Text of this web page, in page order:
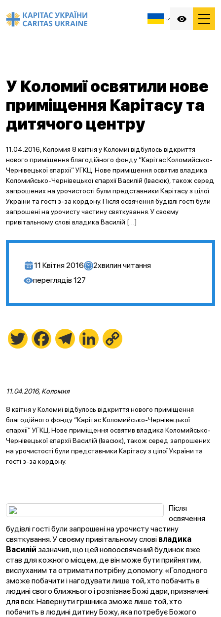
У Коломиї освятили нове
приміщення Карітасу та
дитячого центру
11.04.2016, Коломия 8 квітня у Коломиї відбулось відкриття
нового приміщення благодійного фонду “Карітас Коломийсько-
Чернівецької єпархії” УГКЦ. Нове приміщення освятив владика
Коломийсько-Чернівецької єпархії Василій (Івасюк), також серед
запрошених на урочистості були представники Карітасу з цілої
України та гості з-за кордону. Після освячення будівлі гості були
запрошені на урочисту частину святкування. У своєму
привітальному слові владика Василій […]
11 Квітня 2016 2хвилин читання
переглядів 127
Twitter FacebookTelegramLinkedIn
11.04.2016, Коломия
8 квітня у Коломиї відбулось відкриття нового приміщення
благодійного фонду “Карітас Коломийсько-Чернівецької
єпархії” УГКЦ. Нове приміщення освятив владика Коломийсько-
Чернівецької єпархії Василій (Івасюк), також серед запрошених
на урочистості були представники Карітасу з цілої України та
гості з-за кордону.
Після
освячення
будівлі гості були запрошені на урочисту частину
святкування. У своєму привітальному слові владика
Василій зазначив, що цей новоосвячений будинок вже
став для кожного місцем, де він може бути прийнятим,
вислуханим та отримати потрібну допомогу. «Голодного
зможе побачити і нагодувати лише той, хто побачить в
людині свого ближнього і розпізнає Божі дари, призначені
для всіх. Навернути грішника зможе лише той, хто
побачить в людині дитину Божу, яка потребує Божого